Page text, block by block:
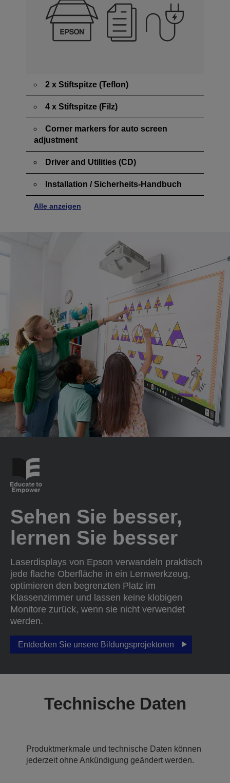
2 x Stiftspitze (Teflon)
4 x Stiftspitze (Filz)
Corner markers for auto screen
adjustment
Driver and Utilities (CD)
Installation / Sicherheits-Handbuch
Alle anzeigen
Sehen Sie besser,
lernen Sie besser
Laserdisplays von Epson verwandeln praktisch
jede flache Oberfläche in ein Lernwerkzeug,
optimieren den begrenzten Platz im
Klassenzimmer und lassen keine klobigen
Monitore zurück, wenn sie nicht verwendet
werden.
Entdecken Sie unsere Bildungsprojektoren
Technische Daten
Produktmerkmale und technische Daten können
jederzeit ohne Ankündigung geändert werden.